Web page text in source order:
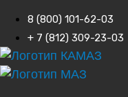
8 (800) 101-62-03
+ 7 (812) 309-23-03